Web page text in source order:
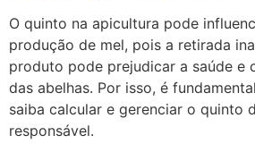
O quinto na apicultura pode
produção de mel, pois a retirada
produto pode prejudicar a saúde e
das abelhas. Por isso, é
saiba calcular e gerenciar o quinto
responsável.